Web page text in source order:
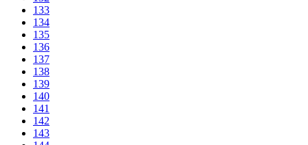
133
134
135
136
137
138
139
140
141
142
143